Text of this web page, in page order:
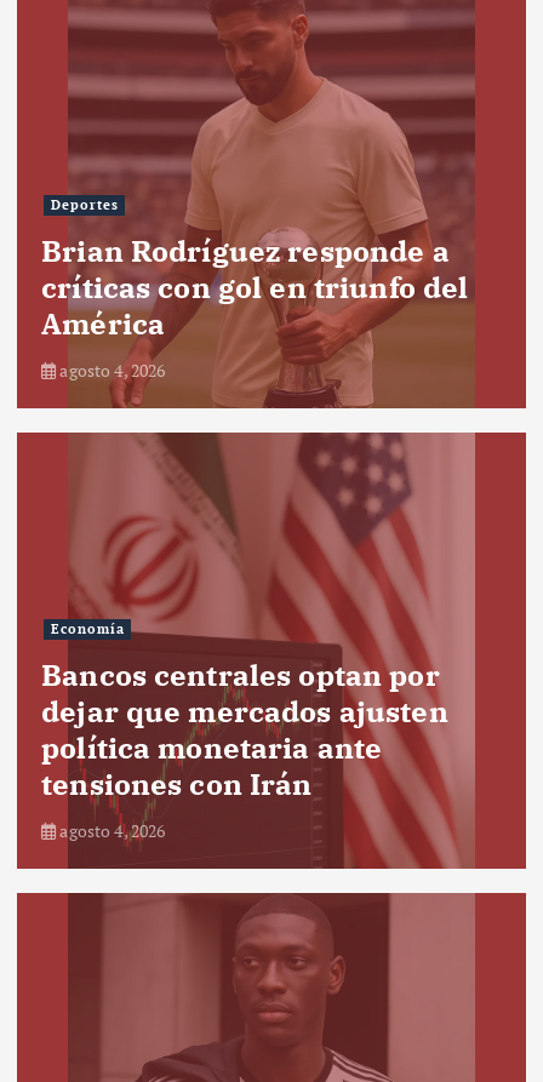
Deportes
Brian Rodríguez responde a
críticas con gol en triunfo del
América
agosto 4, 2026
Economía
Bancos centrales optan por
dejar que mercados ajusten
política monetaria ante
tensiones con Irán
agosto 4, 2026